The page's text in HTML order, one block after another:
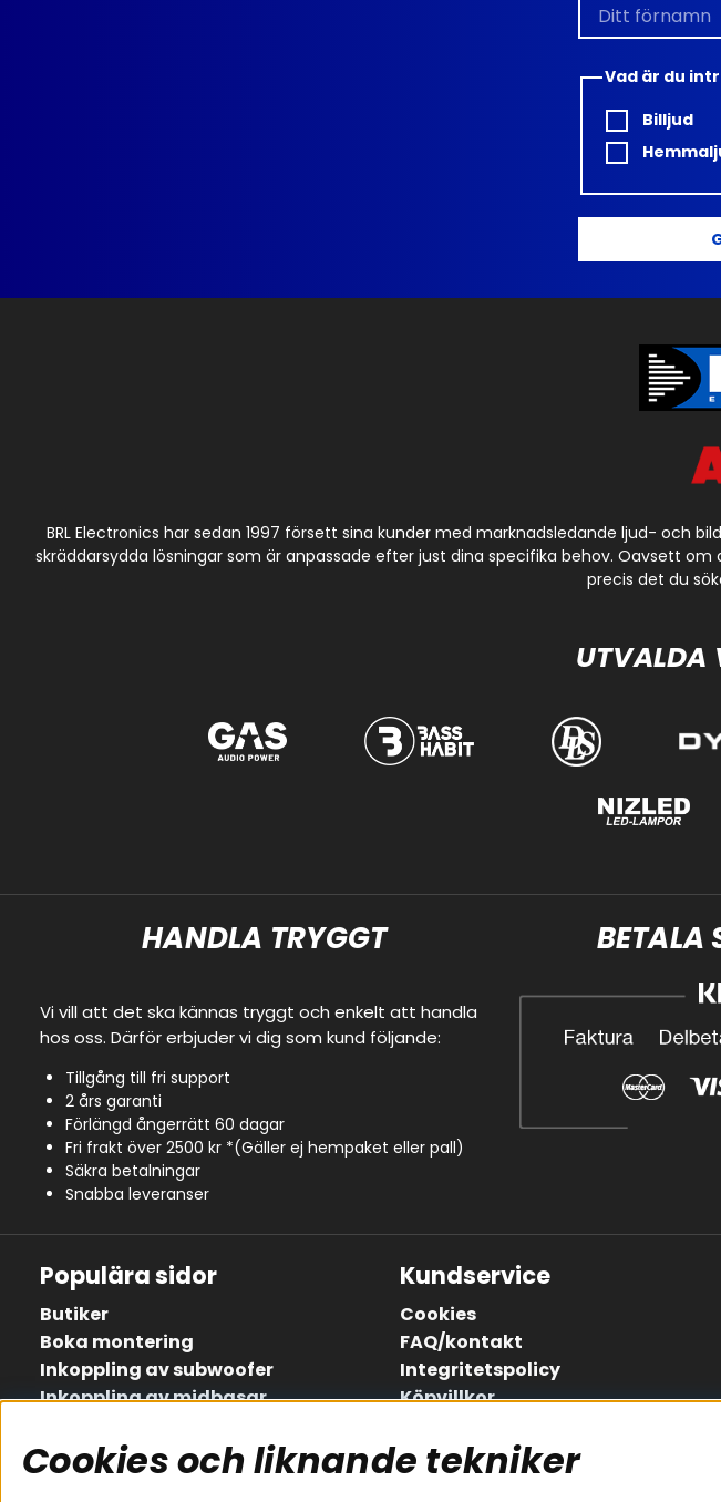
Vad är du
Billjud
BRL Electronics har sedan 1997 försett sina kunder med marknadsledande ljud- och
skräddarsydda lösningar som är anpassade efter just dina specifika behov. Oavsett
precis det du
UTVALDA
HANDLA TRYGGT
Vi vill att det ska kännas tryggt och enkelt att handla
hos oss. Därför erbjuder vi dig som kund följande:
Tillgång till fri support
2 års garanti
Förlängd ångerrätt 60 dagar
Fri frakt över 2500 kr *(Gäller ej hempaket eller pall)
Säkra betalningar
Snabba leveranser
BETALA
Populära sidor
Butiker
Boka montering
Inkoppling av subwoofer
Inkoppling av midbasar
Lådritningar
Köp presentkort
Kundservice
Cookies
FAQ/kontakt
Integritetspolicy
Köpvillkor
Retur
Service / Garanti
Cookies och liknande tekniker